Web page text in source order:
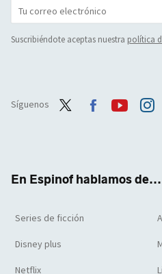
Suscribiéndote aceptas nuestra política
Síguenos
En Espinof hablamos de...
Series de ficción
Disney plus
Netflix